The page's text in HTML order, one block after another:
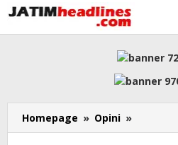
Lewati
ke
konten
Homepage » Opini »
Isu